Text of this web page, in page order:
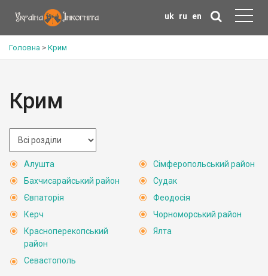
uk ru en
Головна > Крим
Крим
Алушта
Бахчисарайський район
Євпаторія
Керч
Красноперекопський
район
Севастополь
Сімферопольський район
Судак
Феодосія
Чорноморський район
Ялта